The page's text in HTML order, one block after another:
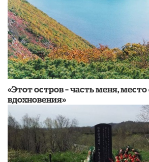
«Этот остров – часть меня,
вдохновения»